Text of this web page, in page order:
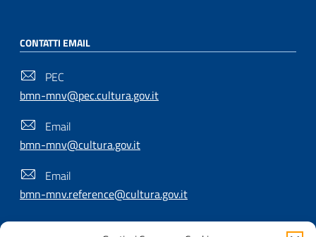
CONTATTI EMAIL
PEC
bmn-mnv@pec.cultura.gov.it
Email
bmn-mnv@cultura.gov.it
Email
bmn-mnv.reference@cultura.gov.it